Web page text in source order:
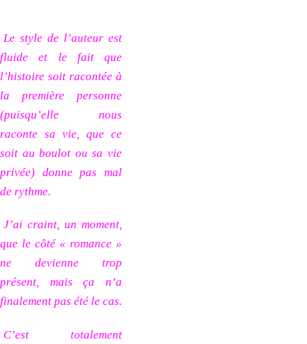
Le style de l’auteur est
fluide et le fait que
l’histoire soit racontée à
la première personne
(puisqu’elle nous
raconte sa vie, que ce
soit au boulot ou sa vie
privée) donne pas mal
de rythme.
J’ai craint, un moment,
que le côté « romance »
ne devienne trop
présent, mais ça n’a
finalement pas été le cas.
C’est totalement